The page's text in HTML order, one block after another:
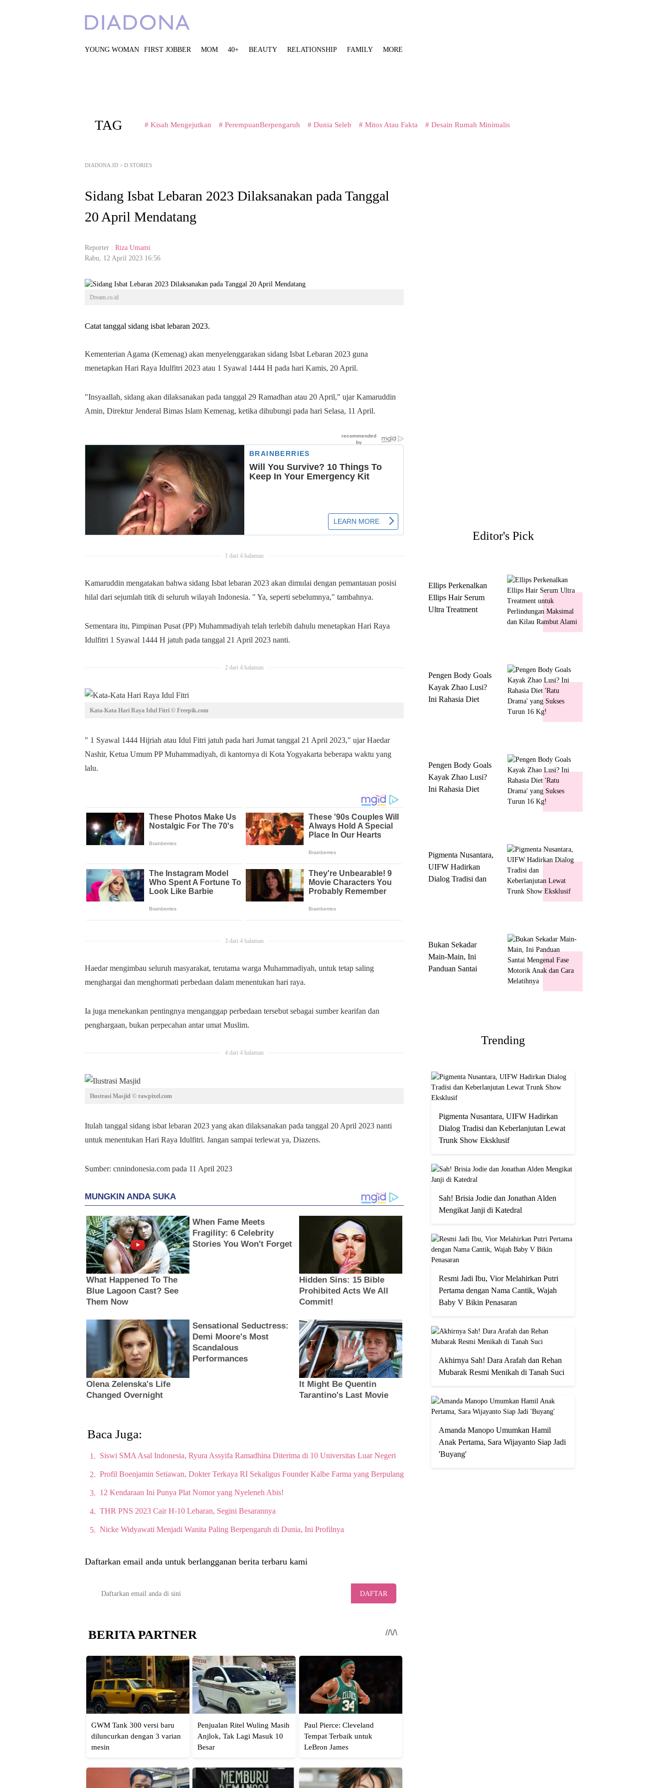
YOUNG WOMAN FIRST JOBBER MOM 40+ BEAUTY RELATIONSHIP FAMILY MORE
TAG # Kisah Mengejutkan # PerempuanBerpengaruh # Dunia Seleb # Mitos Atau Fakta # Desain Rumah Minimalis
DIADONA.ID > D STORIES
Sidang Isbat Lebaran 2023 Dilaksanakan pada Tanggal
20 April Mendatang
Reporter : Riza Umami
Rabu, 12 April 2023 16:56
Dream.co.id
Catat tanggal sidang isbat lebaran 2023.
Kementerian Agama (Kemenag) akan menyelenggarakan sidang Isbat Lebaran 2023 guna
menetapkan Hari Raya Idulfitri 2023 atau 1 Syawal 1444 H pada hari Kamis, 20 April.
"Insyaallah, sidang akan dilaksanakan pada tanggal 29 Ramadhan atau 20 April," ujar Kamaruddin
Amin, Direktur Jenderal Bimas Islam Kemenag, ketika dihubungi pada hari Selasa, 11 April.
1 dari 4 halaman
Kamaruddin mengatakan bahwa sidang Isbat lebaran 2023 akan dimulai dengan pemantauan posisi
hilal dari sejumlah titik di seluruh wilayah Indonesia. " Ya, seperti sebelumnya," tambahnya.
Sementara itu, Pimpinan Pusat (PP) Muhammadiyah telah terlebih dahulu menetapkan Hari Raya
Idulfitri 1 Syawal 1444 H jatuh pada tanggal 21 April 2023 nanti.
2 dari 4 halaman
Kata-Kata Hari Raya Idul Fitri © Freepik.com
" 1 Syawal 1444 Hijriah atau Idul Fitri jatuh pada hari Jumat tanggal 21 April 2023," ujar Haedar
Nashir, Ketua Umum PP Muhammadiyah, di kantornya di Kota Yogyakarta beberapa waktu yang
lalu.
3 dari 4 halaman
Haedar mengimbau seluruh masyarakat, terutama warga Muhammadiyah, untuk tetap saling
menghargai dan menghormati perbedaan dalam menentukan hari raya.
Ia juga menekankan pentingnya menganggap perbedaan tersebut sebagai sumber kearifan dan
penghargaan, bukan perpecahan antar umat Muslim.
4 dari 4 halaman
Ilustrasi Masjid © rawpixel.com
Itulah tanggal sidang isbat lebaran 2023 yang akan dilaksanakan pada tanggal 20 April 2023 nanti
untuk menentukan Hari Raya Idulfitri. Jangan sampai terlewat ya, Diazens.
Sumber: cnnindonesia.com pada 11 April 2023
Baca Juga:
Siswi SMA Asal Indonesia, Ryura Assyifa Ramadhina Diterima di 10 Universitas Luar Negeri
Profil Boenjamin Setiawan, Dokter Terkaya RI Sekaligus Founder Kalbe Farma yang Berpulang
12 Kendaraan Ini Punya Plat Nomor yang Nyeleneh Abis!
THR PNS 2023 Cair H-10 Lebaran, Segini Besarannya
Nicke Widyawati Menjadi Wanita Paling Berpengaruh di Dunia, Ini Profilnya
Daftarkan email anda untuk berlangganan berita terbaru kami
DAFTAR
Editor's Pick
Ellips Perkenalkan
Ellips Hair Serum
Ultra Treatment
Pengen Body Goals
Kayak Zhao Lusi?
Ini Rahasia Diet
Pengen Body Goals
Kayak Zhao Lusi?
Ini Rahasia Diet
Pigmenta Nusantara,
UIFW Hadirkan
Dialog Tradisi dan
Bukan Sekadar
Main-Main, Ini
Panduan Santai
Trending
Pigmenta Nusantara, UIFW Hadirkan
Dialog Tradisi dan Keberlanjutan Lewat
Trunk Show Eksklusif
Sah! Brisia Jodie dan Jonathan Alden
Mengikat Janji di Katedral
Resmi Jadi Ibu, Vior Melahirkan Putri
Pertama dengan Nama Cantik, Wajah
Baby V Bikin Penasaran
Akhirnya Sah! Dara Arafah dan Rehan
Mubarak Resmi Menikah di Tanah Suci
Amanda Manopo Umumkan Hamil
Anak Pertama, Sara Wijayanto Siap Jadi
'Buyang'